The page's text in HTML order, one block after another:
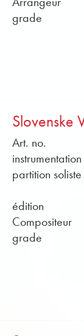
grade
Slovenske
Art. no.
instrumentation
partition soliste
édition
Compositeur
grade